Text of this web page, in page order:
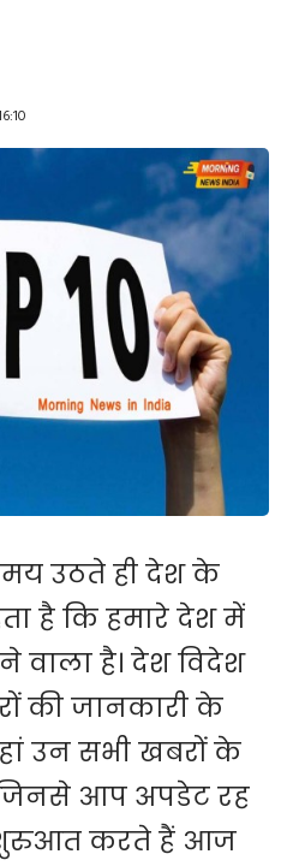
उठते ही देश के
है कि हमारे देश में
वाला है। देश विदेश
की जानकारी के
उन सभी खबरों के
जिनसे आप अपडेट रह
शुरुआत करते हैं आज